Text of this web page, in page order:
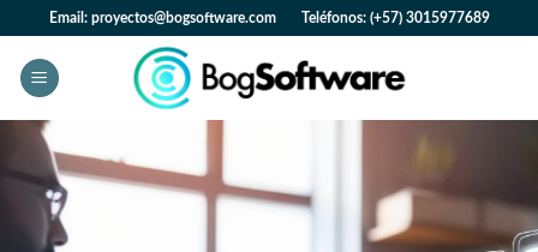
content
Email: proyectos@bogsoftware.com Teléfonos: (+57) 3015977689